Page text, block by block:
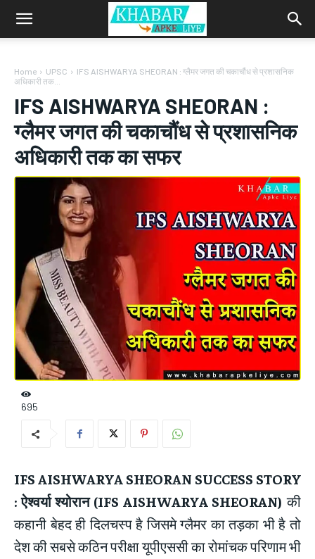
Home UPSC
IFS AISHWARYA SHEORAN : ग्लैमर जगत की चकाचौंध से प्रशासनिक
अधिकारी तक...
IFS AISHWARYA SHEORAN :
ग्लैमर जगत की चकाचौंध से प्रशासनिक
अधिकारी तक का सफर
695
IFS AISHWARYA SHEORAN SUCCESS STORY
: ऐश्वर्या श्योरान (IFS AISHWARYA SHEORAN) की
कहानी बेहद ही दिलचस्प है जिसमे ग्लैमर का तड़का भी है तो
देश की सबसे कठिन परीक्षा यूपीएससी का रोमांचक परिणाम भी